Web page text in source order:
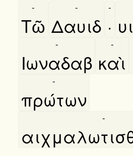
Τῶ
-
Δαυιδ
-
·
-
Ιωναδαβ
-
καὶ
-
πρώτων
-
-